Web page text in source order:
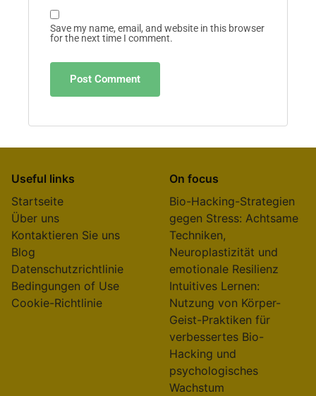
Save my name, email, and website in this browser
for the next time I comment.
Useful links
Startseite
Über uns
Kontaktieren Sie uns
Blog
Datenschutzrichtlinie
Bedingungen of Use
Cookie-Richtlinie
On focus
Bio-Hacking-Strategien
gegen Stress: Achtsame
Techniken,
Neuroplastizität und
emotionale Resilienz
Intuitives Lernen:
Nutzung von Körper-
Geist-Praktiken für
verbessertes Bio-
Hacking und
psychologisches
Wachstum